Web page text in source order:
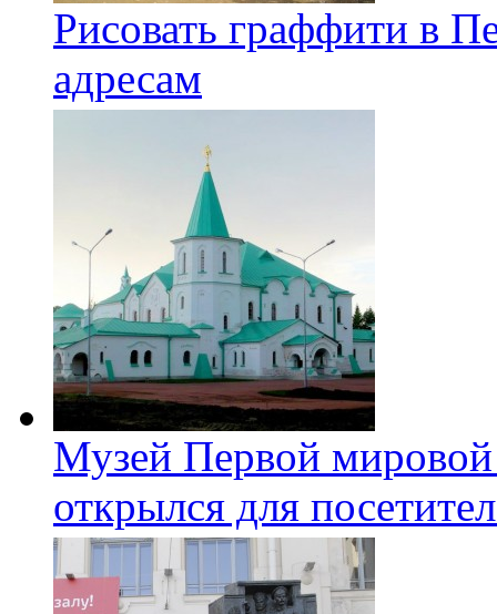
Рисовать граффити в
адресам
Музей Первой
открылся для